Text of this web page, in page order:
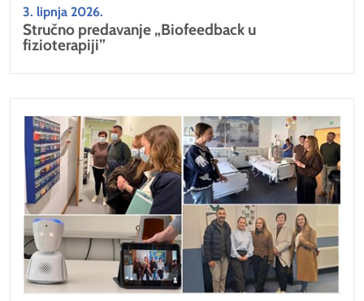
3. lipnja 2026.
Stručno predavanje „Biofeedback u
fizioterapiji”